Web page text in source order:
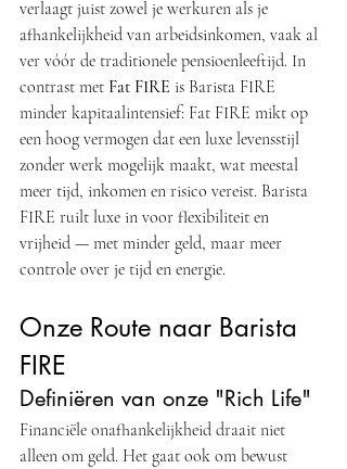
verlaagt juist zowel je werkuren als je
afhankelijkheid van arbeidsinkomen, vaak al
ver vóór de traditionele pensioenleeftijd. In
contrast met Fat FIRE is Barista FIRE
minder kapitaalintensief: Fat FIRE mikt op
een hoog vermogen dat een luxe levensstijl
zonder werk mogelijk maakt, wat meestal
meer tijd, inkomen en risico vereist. Barista
FIRE ruilt luxe in voor flexibiliteit en
vrijheid — met minder geld, maar meer
controle over je tijd en energie.
Onze Route naar Barista
FIRE
Definiëren van onze "Rich Life"
Financiële onafhankelijkheid draait niet
alleen om geld. Het gaat ook om bewust